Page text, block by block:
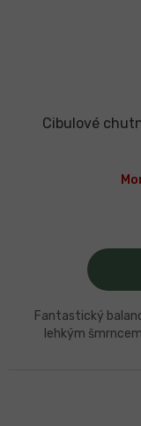
Cibulové
Fantastický
lehkým